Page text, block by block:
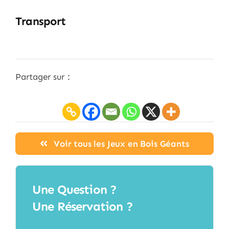
Transport
Partager sur :
Voir tous les Jeux en Bois Géants
Une Question ?
Une Réservation ?